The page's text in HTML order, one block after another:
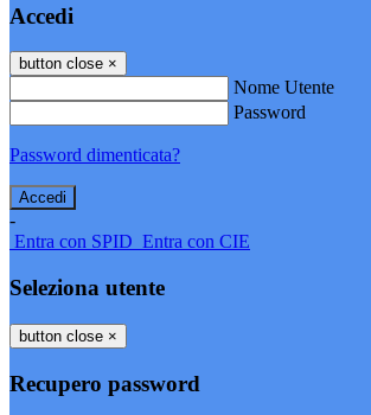
Accedi
button close ×
Nome Utente
Password
Password dimenticata?
-
Entra con SPID Entra con CIE
Seleziona utente
button close ×
Recupero password